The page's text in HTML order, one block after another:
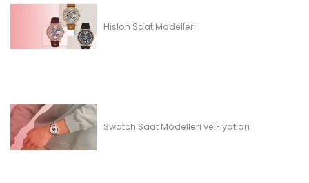
Hislon Saat Modelleri
Swatch Saat Modelleri ve Fiyatları